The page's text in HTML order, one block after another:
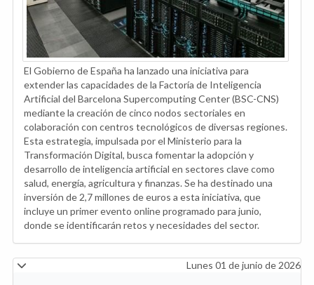
El Gobierno de España ha lanzado una iniciativa para
extender las capacidades de la Factoría de Inteligencia
Artificial del Barcelona Supercomputing Center (BSC-CNS)
mediante la creación de cinco nodos sectoriales en
colaboración con centros tecnológicos de diversas regiones.
Esta estrategia, impulsada por el Ministerio para la
Transformación Digital, busca fomentar la adopción y
desarrollo de inteligencia artificial en sectores clave como
salud, energía, agricultura y finanzas. Se ha destinado una
inversión de 2,7 millones de euros a esta iniciativa, que
incluye un primer evento online programado para junio,
donde se identificarán retos y necesidades del sector.
Lunes 01 de junio de 2026